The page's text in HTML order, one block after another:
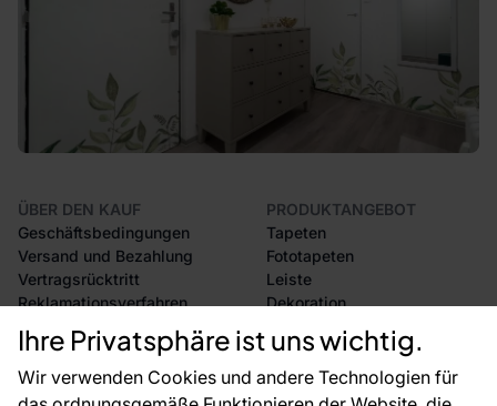
Ihre Privatsphäre ist uns wichtig.
Wir verwenden Cookies und andere Technologien für
ÜBER DEN KAUF
Geschäftsbedingungen
Versand und Bezahlung
Vertragsrücktritt
Reklamationsverfahren
Rücksendung von Waren
CE-Zertifizierung
Großhandel
Raumvisualisierung
PRODUKTANGEBOT
Tapeten
Fototapeten
Leiste
Dekoration
Selbstklebende Folien
Zubehör
Tapetenmuster